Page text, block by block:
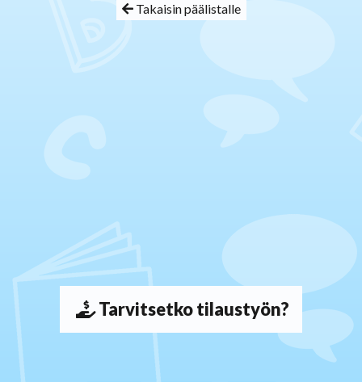
Takaisin päälistalle
Tarvitsetko tilaustyön?